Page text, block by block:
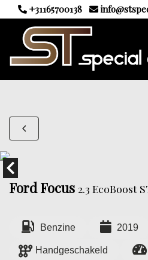
+31165700138
Ford Focus 2.3 EcoBoost
Benzine 2019
Handgeschakeld